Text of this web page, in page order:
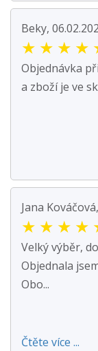
Beky,
★ ★ ★ ★
Objednávka
a zboží je ve
Jana
★ ★ ★ ★
Velký výběr,
Objednala
Obo...
Čtěte více ...